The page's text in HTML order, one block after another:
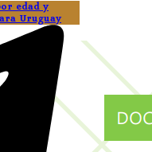
edad y
Uruguay